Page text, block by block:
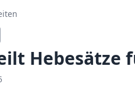
Hebesätze